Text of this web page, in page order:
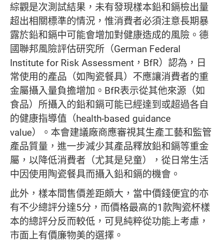
綜觀是次測試結果，未有發現樣本鉛和鎘檢出量
超出相關標準的情況，惟消費者必須注意長期暴
露於鉛和鎘中可能會增加對健康造成的風險。德
國聯邦風險評估研究所（German Federal
Institute for Risk Assessment，BfR）認為，日
常使用的產品（如陶瓷餐具）不應讓消費者的重
金屬攝入量負擔增加。BfR表示從其他來源（如
食品）所攝入的鉛和鎘可能已經達到或超過各自
的健康指導值（health-based guidance
value）。本會建議廠商應審視其生產工藝和監管
產品質量，進一步減少其產品釋放鉛和鎘等重金
屬，以降低消費者（尤其是兒童），從日常生活
中因使用陶瓷餐具而攝入鉛和鎘的機會。
此外，樣本間售價差距頗大，當中價錢便宜的亦
有不少總評分達5分，而價格最高的1款陶瓷杯樣
本的總評分反而較低，可見純粹從功能上考慮，
市面上有價廉物美的選擇。